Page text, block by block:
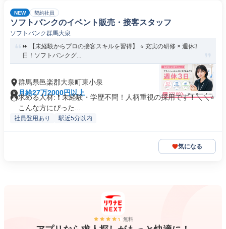
NEW 契約社員
ソフトバンクのイベント販売・接客スタッフ
ソフトバンク群馬大泉
⏩️ 【未経験からプロの接客スキルを習得】 ⭐️ 充実の研修 × 週休3
日！ソフトバンクグ...
群馬県邑楽郡大泉町東小泉
月給27万2000円以上
求める人材: ❗ 未経験・学歴不問！人柄重視の採用です ❗ ＼＼⭐
こんな方にぴった...
社員登用あり 駅近5分以内
気になる
無料